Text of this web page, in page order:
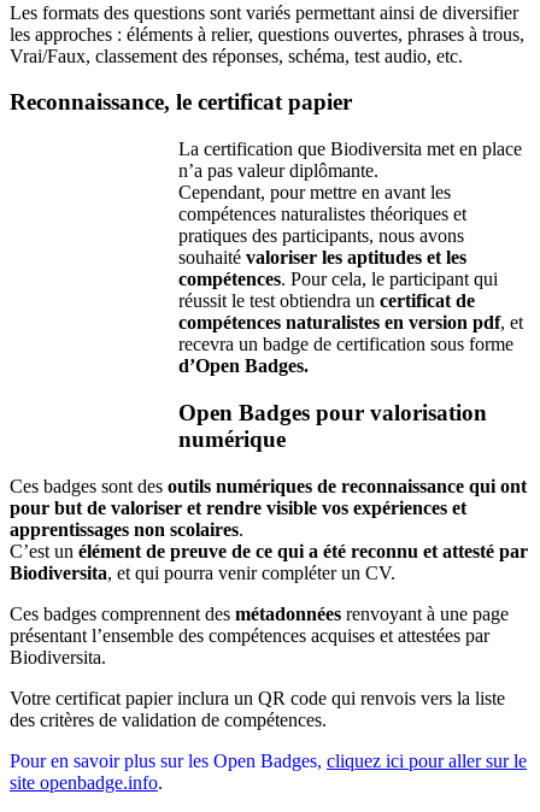
Les formats des questions sont variés permettant ainsi de diversifier
les approches : éléments à relier, questions ouvertes, phrases à trous,
Vrai/Faux, classement des réponses, schéma, test audio, etc.
Reconnaissance, le certificat papier
La certification que Biodiversita met en place
n’a pas valeur diplômante.
Cependant, pour mettre en avant les
compétences naturalistes théoriques et
pratiques des participants, nous avons
souhaité valoriser les aptitudes et les
compétences. Pour cela, le participant qui
réussit le test obtiendra un certificat de
compétences naturalistes en version pdf, et
recevra un badge de certification sous forme
d’Open Badges.
Open Badges pour valorisation
numérique
Ces badges sont des outils numériques de reconnaissance qui ont
pour but de valoriser et rendre visible vos expériences et
apprentissages non scolaires.
C’est un élément de preuve de ce qui a été reconnu et attesté par
Biodiversita, et qui pourra venir compléter un CV.
Ces badges comprennent des métadonnées renvoyant à une page
présentant l’ensemble des compétences acquises et attestées par
Biodiversita.
Votre certificat papier inclura un QR code qui renvois vers la liste
des critères de validation de compétences.
Pour en savoir plus sur les Open Badges, cliquez ici pour aller sur le
site openbadge.info.